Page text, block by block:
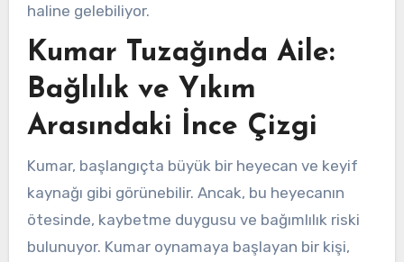
haline gelebiliyor.
Kumar Tuzağında Aile:
Bağlılık ve Yıkım
Arasındaki İnce Çizgi
Kumar, başlangıçta büyük bir heyecan ve keyif
kaynağı gibi görünebilir. Ancak, bu heyecanın
ötesinde, kaybetme duygusu ve bağımlılık riski
bulunuyor. Kumar oynamaya başlayan bir kişi,